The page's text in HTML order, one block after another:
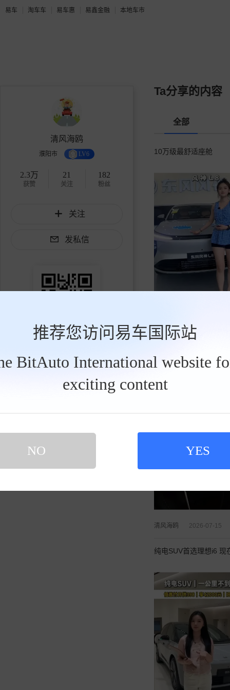
易车 淘车车 易车惠 易鑫金融 本地车市
推荐您访问易车国际站
BitAuto International website
exciting content
NO YES
清风海鸥
濮阳市 LV6
2.3万
获赞
21
关注
182
粉丝
关注
发私信
买新车 上易车
Ta分享的内容
全部
10万级最舒适座舱
清风海鸥 2026-07-23
清风海鸥 2026-07-15
纯电SUV首选理想i6 现